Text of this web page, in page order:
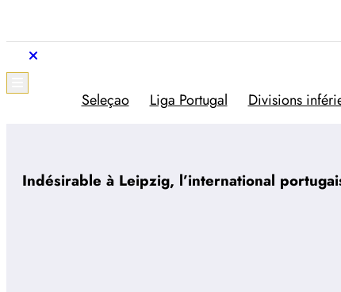
contenu
Trivela
L'actualité du football portugais
Seleçao Liga Portugal Divisions
Indésirable à Leipzig, l’international